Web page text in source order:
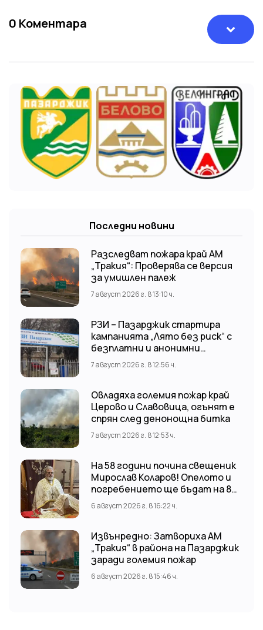
0 Коментара
Последни новини
Разследват пожара край АМ
„Тракия“: Проверява се версия
за умишлен палеж
7 август 2026 г. в 13:10 ч.
РЗИ – Пазарджик стартира
кампанията „Лято без риск“ с
безплатни и анонимни
изследвания за ХИВ
7 август 2026 г. в 12:56 ч.
Овладяха големия пожар край
Церово и Славовица, огънят е
спрян след денонощна битка
7 август 2026 г. в 12:53 ч.
На 58 години почина свещеник
Мирослав Коларов! Опелото и
погребението ще бъдат на 8
август (събота) от 11:00 часа в
храм “Св. Св. Козма и Дамян”, гр.
6 август 2026 г. в 16:22 ч.
Извънредно: Затвориха АМ
„Тракия“ в района на Пазарджик
заради големия пожар
6 август 2026 г. в 15:46 ч.